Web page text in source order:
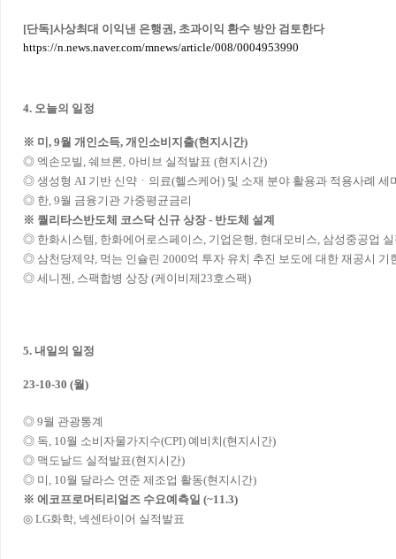
[단독]사상최대 이익낸 은행권, 초과이익 환수 방안 검토한다
https://n.news.naver.com/mnews/article/008/0004953990
4. 오늘의 일정
※ 미, 9월 개인소득, 개인소비지출(현지시간)
◎ 엑손모빌, 쉐브론, 아비브 실적발표 (현지시간)
◎ 생성형 AI 기반 신약ㆍ의료(헬스케어) 및 소재 분야 활용과 적용사례 세
◎ 한, 9월 금융기관 가중평균금리
※ 퀄리타스반도체 코스닥 신규 상장 - 반도체 설계
◎ 한화시스템, 한화에어로스페이스, 기업은행, 현대모비스, 삼성중공업
◎ 삼천당제약, 먹는 인슐린 2000억 투자 유치 추진 보도에 대한 재공시 기
◎ 세니젠, 스팩합병 상장 (케이비제23호스팩)
5. 내일의 일정
23-10-30 (월)
◎ 9월 관광통계
◎ 독, 10월 소비자물가지수(CPI) 예비치(현지시간)
◎ 맥도날드 실적발표(현지시간)
◎ 미, 10월 달라스 연준 제조업 활동(현지시간)
※ 에코프로머티리얼즈 수요예측일 (~11.3)
◎ LG화학, 넥센타이어 실적발표